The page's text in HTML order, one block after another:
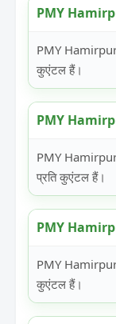
PMY
PMY
कुएंटल हैं।
PMY
PMY Hamirpur
प्रति कुएंटल हैं।
PMY
PMY
कुएंटल हैं।